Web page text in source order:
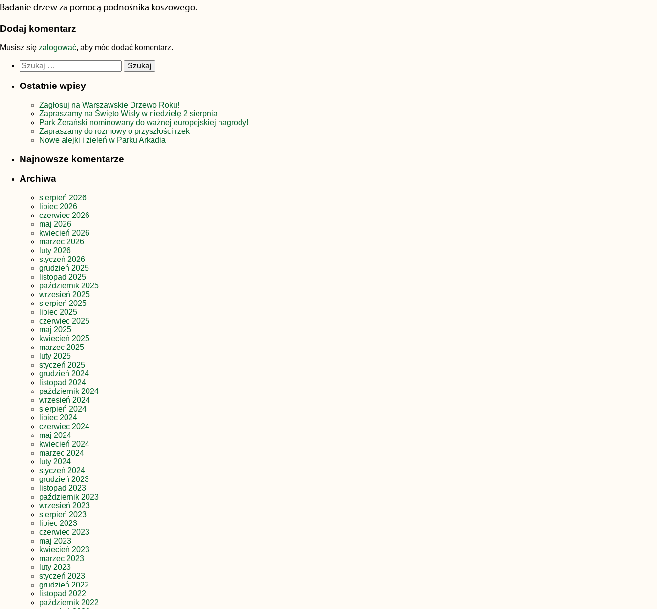
Badanie drzew za pomocą podnośnika koszowego.
Dodaj komentarz
Musisz się zalogować, aby móc dodać komentarz.
Szukaj:
Ostatnie wpisy
Zagłosuj na Warszawskie Drzewo Roku!
Zapraszamy na Święto Wisły w niedzielę 2 sierpnia
Park Żerański nominowany do ważnej europejskiej nagrody!
Zapraszamy do rozmowy o przyszłości rzek
Nowe alejki i zieleń w Parku Arkadia
Najnowsze komentarze
Archiwa
sierpień 2026
lipiec 2026
czerwiec 2026
maj 2026
kwiecień 2026
marzec 2026
luty 2026
styczeń 2026
grudzień 2025
listopad 2025
październik 2025
wrzesień 2025
sierpień 2025
lipiec 2025
czerwiec 2025
maj 2025
kwiecień 2025
marzec 2025
luty 2025
styczeń 2025
grudzień 2024
listopad 2024
październik 2024
wrzesień 2024
sierpień 2024
lipiec 2024
czerwiec 2024
maj 2024
kwiecień 2024
marzec 2024
luty 2024
styczeń 2024
grudzień 2023
listopad 2023
październik 2023
wrzesień 2023
sierpień 2023
lipiec 2023
czerwiec 2023
maj 2023
kwiecień 2023
marzec 2023
luty 2023
styczeń 2023
grudzień 2022
listopad 2022
październik 2022